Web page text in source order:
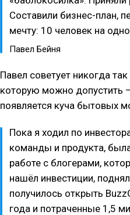
Составили бизнес-план,
мечту: 10 человек на
Павел Бейня
Павел советует никогда
которую можно допустить
появляется куча бытовых
Пока я ходил по
команды и продукта,
работе с блогерами,
нашёл инвестиции,
получилось открыть
года и потраченные 1,5